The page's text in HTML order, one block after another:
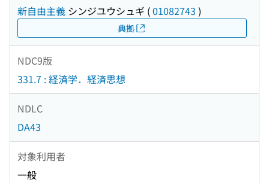
新自由主義 シンジユウシュギ (01082743 )
典拠
NDC9版
331.7 : 経済学．経済思想
NDLC
DA43
対象利用者
一般